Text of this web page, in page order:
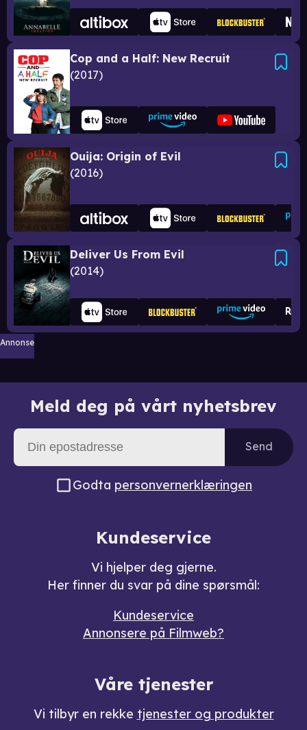
Cop and a Half: New Recruit
2017
Ouija: Origin of Evil
2016
Deliver Us From Evil
2014
Annonse
Meld deg på vårt nyhetsbrev
Send
Godta personvernerklæringen
Kundeservice
Vi hjelper deg gjerne.
Her finner du svar på dine spørsmål:
Kundeservice
Annonsere på Filmweb?
Våre tjenester
Vi tilbyr en rekke tjenester og produkter